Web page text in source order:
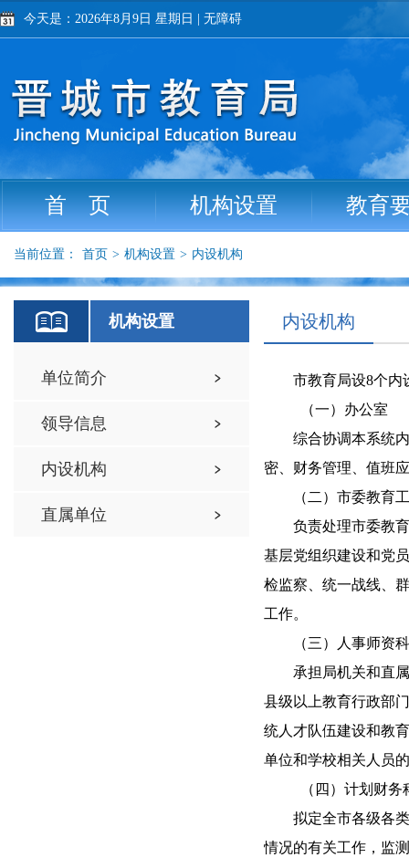
今天是：2026年8月9日 星期日 无障碍
首 页 机构设置 教育
当前位置： 首页 > 机构设置 > 内设机构
机构设置
单位简介
领导信息
内设机构
直属单位
内设机构
市教育局设8个内
（一）办公室
综合协调本系统
密、财务管理、值班
（二）市委教育
负责处理市委教
基层党组织建设和党
检监察、统一战线、
工作。
（三）
人事师资
承担局机关和直
县级以上教育行政部
统人才队伍建设和教
单位和学校相关人员
（ 四 ）计划财务
拟定全市各级各
情况的有关工作，监